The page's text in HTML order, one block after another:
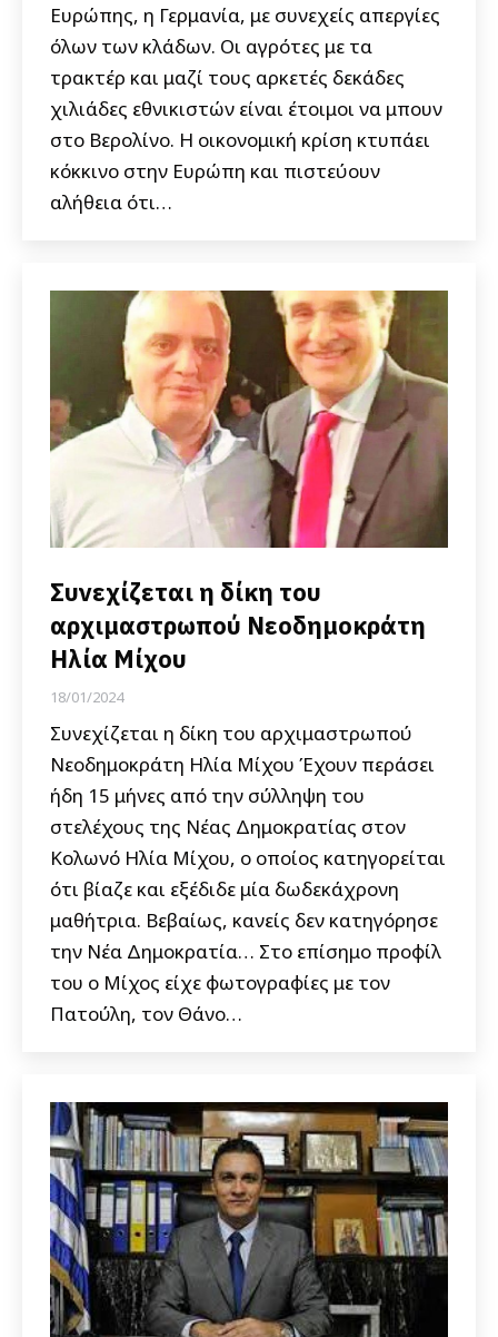
Ευρώπης, η Γερμανία, με συνεχείς απεργίες
όλων των κλάδων. Οι αγρότες με τα
τρακτέρ και μαζί τους αρκετές δεκάδες
χιλιάδες εθνικιστών είναι έτοιμοι να μπουν
στο Βερολίνο. Η οικονομική κρίση κτυπάει
κόκκινο στην Ευρώπη και πιστεύουν
αλήθεια ότι…
Συνεχίζεται η δίκη του
αρχιμαστρωπού Νεοδημοκράτη
Ηλία Μίχου
18/01/2024
Συνεχίζεται η δίκη του αρχιμαστρωπού
Νεοδημοκράτη Ηλία Μίχου Έχουν περάσει
ήδη 15 μήνες από την σύλληψη του
στελέχους της Νέας Δημοκρατίας στον
Κολωνό Ηλία Μίχου, ο οποίος κατηγορείται
ότι βίαζε και εξέδιδε μία δωδεκάχρονη
μαθήτρια. Βεβαίως, κανείς δεν κατηγόρησε
την Νέα Δημοκρατία… Στο επίσημο προφίλ
του ο Μίχος είχε φωτογραφίες με τον
Πατούλη, τον Θάνο…